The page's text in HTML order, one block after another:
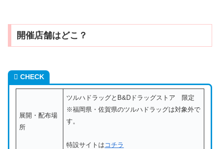
開催店舗はどこ？
CHECK
展開・配布場
所
ツルハドラッグとB&Dドラッグストア 限定
※福岡県・佐賀県のツルハドラッグは対象外で
す。
特設サイトは コチラ